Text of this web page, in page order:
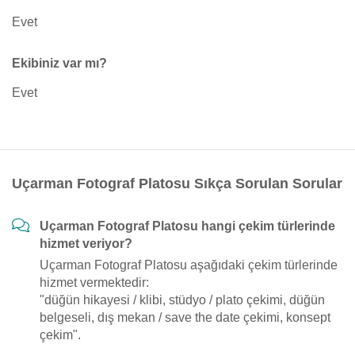
Evet
Ekibiniz var mı?
Evet
Uçarman Fotograf Platosu Sıkça Sorulan Sorular
Uçarman Fotograf Platosu hangi çekim türlerinde
hizmet veriyor?
Uçarman Fotograf Platosu aşağıdaki çekim türlerinde
hizmet vermektedir:
"düğün hikayesi / klibi, stüdyo / plato çekimi, düğün
belgeseli, dış mekan / save the date çekimi, konsept
çekim".